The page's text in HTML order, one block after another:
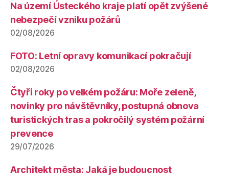
Na území Ústeckého kraje platí opět zvýšené
nebezpečí vzniku požárů
02/08/2026
FOTO: Letní opravy komunikací pokračují
02/08/2026
Čtyři roky po velkém požáru: Moře zeleně,
novinky pro návštěvníky, postupná obnova
turistických tras a pokročilý systém požární
prevence
29/07/2026
Architekt města: Jaká je budoucnost